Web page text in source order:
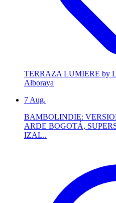
TERRAZA LUMIERE by
Alboraya
7 Aug.
BAMBOLINDIE:
ARDE BOGOTÁ,
IZAL..